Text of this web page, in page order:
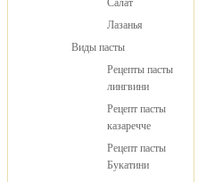
Салат
Лазанья
Виды пасты
Рецепты пасты
лингвини
Рецепт пасты
казаречче
Рецепт пасты
Букатини